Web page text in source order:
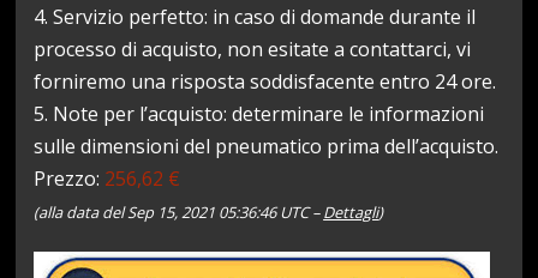
4. Servizio perfetto: in caso di domande durante il
processo di acquisto, non esitate a contattarci, vi
forniremo una risposta soddisfacente entro 24 ore.
5. Note per l’acquisto: determinare le informazioni
sulle dimensioni del pneumatico prima dell’acquisto.
Prezzo: 256,62 €
(alla data del Sep 15, 2021 05:36:46 UTC –Dettagli)